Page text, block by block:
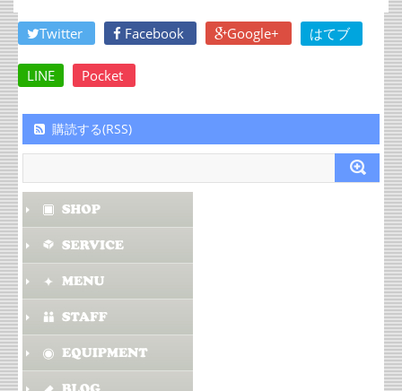
Twitter Facebook Google+ はてブ
LINE Pocket
購読する(RSS)